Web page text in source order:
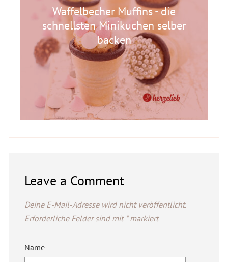
Waffelbecher Muffins - die
schnellsten Minikuchen selber
backen
Leave a Comment
Deine E-Mail-Adresse wird nicht veröffentlicht.
Erforderliche Felder sind mit *markiert
Name